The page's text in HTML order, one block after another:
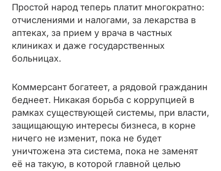
Простой народ теперь платит многократно:
отчислениями и налогами, за лекарства в
аптеках, за прием у врача в частных
клиниках и даже государственных
больницах.
Коммерсант богатеет, а рядовой гражданин
беднеет. Никакая борьба с коррупцией в
рамках существующей системы, при власти,
защищающую интересы бизнеса, в корне
ничего не изменит, пока не будет
уничтожена эта система, пока не заменят
её на такую, в которой главной целью